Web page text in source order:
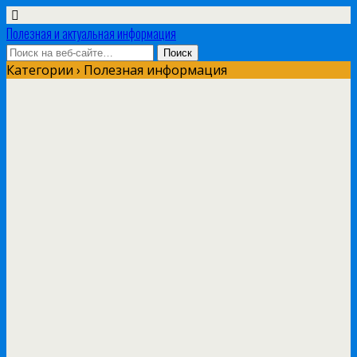
Полезная и актуальная информация
Категории › Полезная информация